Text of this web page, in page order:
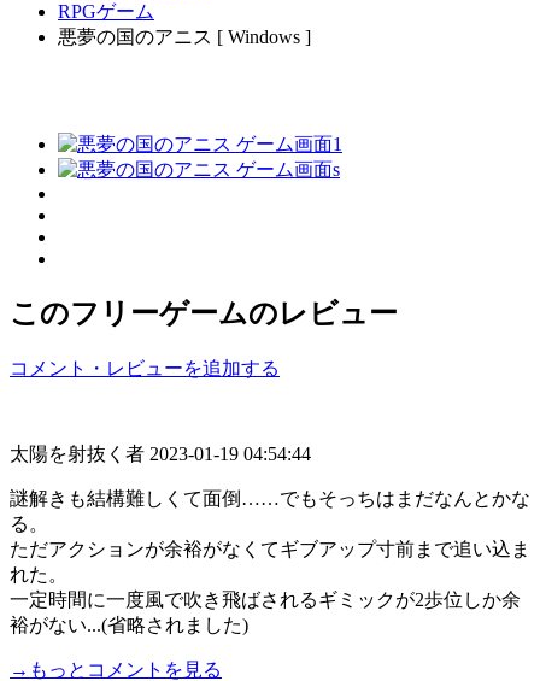
RPGゲーム
悪夢の国のアニス [ Windows ]
このフリーゲームのレビュー
コメント・レビューを追加する
太陽を射抜く者 2023-01-19 04:54:44
謎解きも結構難しくて面倒……でもそっちはまだなんとかな
る。
ただアクションが余裕がなくてギブアップ寸前まで追い込ま
れた。
一定時間に一度風で吹き飛ばされるギミックが2歩位しか余
裕がない...(省略されました)
→もっとコメントを見る